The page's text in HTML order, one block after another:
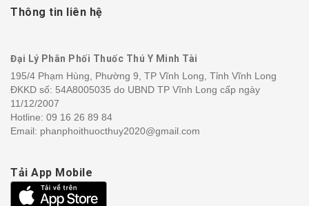
Thông tin liên hệ
Đại Lý Phân Phối Thuốc Thú Y Minh Tài
195/4 Phạm Hùng, Phường 9, TP Vĩnh Long, Tỉnh Vĩnh Long
ĐKKD số: 54A8005035 do UBND TP Vĩnh Long cấp ngày
11/12/2007
Hotline: 09 16 26 89 84
Email: phanphoithuocthuy2020@gmail.com
Tải App Mobile